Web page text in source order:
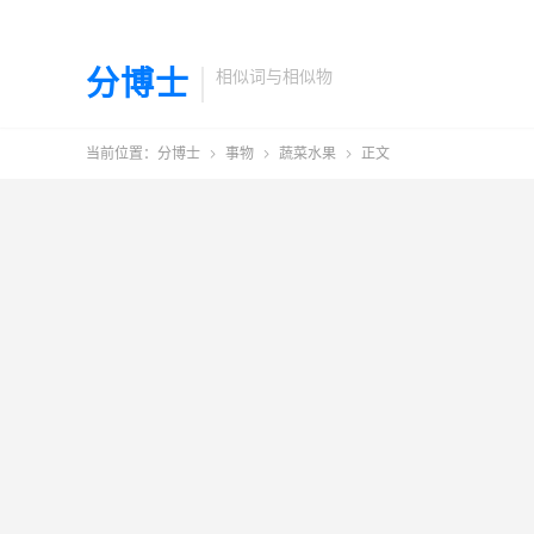
分博士 相似词与相似物
当前位置： 分博士  事物  蔬菜水果  正文